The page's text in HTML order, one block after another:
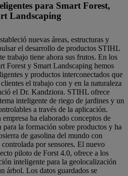
para Smart Forest,
Landscaping
nuevas áreas, estructuras y
el desarrollo de productos STIHL
trabajo tiene ahora sus frutos. En los
Forest y Smart Landscaping hemos
y productos interconectados que
el trabajo con y en la naturaleza
el Dr. Kandziora. STIHL ofrece
inteligente de riego de jardines y un
a través de la aplicación.
ha elaborado conceptos de
la formación sobre productos y ha
de gasolina del mundo con
por sensores. El nuevo
piloto de Forst 4.0, ofrece a los
inteligente para la geolocalización
árbol. Los datos guardados se